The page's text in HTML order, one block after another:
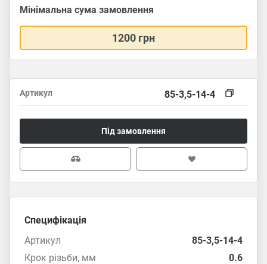
Мінімальна сума замовлення
1200 грн
Артикул 85-3,5-14-4
Під замовлення
Специфікація
Артикул
85-3,5-14-4
Крок різьби, мм
0.6